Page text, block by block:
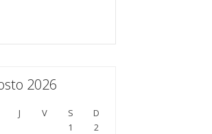
2026
J V S
D
1
2